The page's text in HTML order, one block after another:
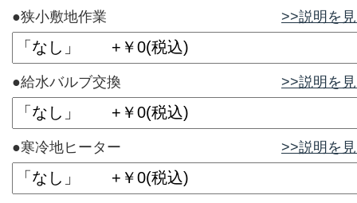
●狭小敷地作業 >>説明を
●給水バルブ交換 >>説明を
●寒冷地ヒーター >>説明を